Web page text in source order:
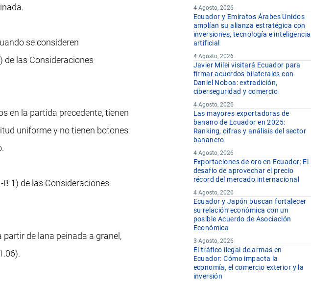
se consideren
de las Consideraciones
en la partida precedente, tienen
uniforme y no tienen botones
1) de las Consideraciones
de lana peinada a granel,
4 Agosto, 2026
Ecuador y Emiratos Árabes Unidos
amplían su alianza estratégica con
inversiones, tecnología e inteligencia
artificial
4 Agosto, 2026
Javier Milei visitará Ecuador para
firmar acuerdos bilaterales con
Daniel Noboa: extradición,
ciberseguridad y comercio
4 Agosto, 2026
Las mayores exportadoras de
banano de Ecuador en 2025:
Ranking, cifras y análisis del sector
bananero
4 Agosto, 2026
Exportaciones de oro en Ecuador: El
desafío de aprovechar el precio
récord del mercado internacional
4 Agosto, 2026
Ecuador y Japón buscan fortalecer
su relación económica con un
posible Acuerdo de Asociación
Económica
3 Agosto, 2026
El tráfico ilegal de armas en
Ecuador: Cómo impacta la
economía, el comercio exterior y la
inversión